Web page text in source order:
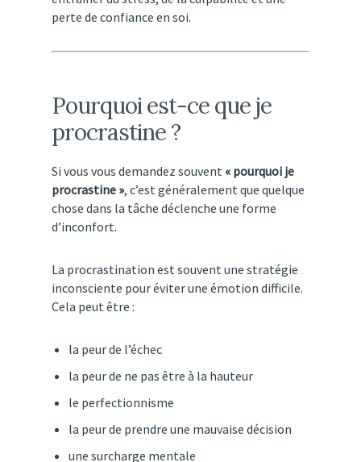
perte de confiance en soi.
Pourquoiest-cequeje
procrastine ?
Si vous vous demandez souvent « pourquoi je
procrastine », c’estgénéralementque quelque
chose dans la tâche déclenche une forme
d’inconfort.
La procrastination estsouventune stratégie
inconsciente pouréviterune émotion difficile.
Cela peutêtre :
la peurde l’échec
la peurde ne pas être à la hauteur
le perfectionnisme
la peurde prendre une mauvaise décision
une surcharge mentale